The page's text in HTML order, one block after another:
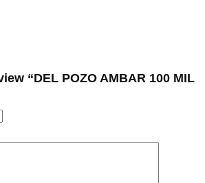
“DEL POZO AMBAR 100 MIL